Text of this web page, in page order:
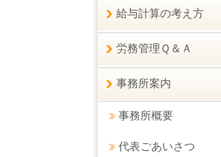
給与計算の考え方
労務管理Ｑ＆Ａ
事務所案内
事務所概要
代表ごあいさつ